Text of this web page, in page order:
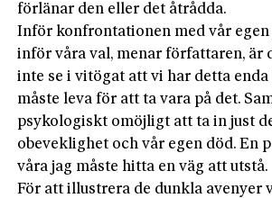
förlänar den eller det åtrådda.
Inför konfrontationen med vår
inför våra val, menar författaren,
inte se i vitögat att vi har detta
måste leva för att ta vara på det.
psykologiskt omöjligt att ta in just
obeveklighet och vår egen död. En
våra jag måste hitta en väg att utstå.
För att illustrera de dunkla avenyer